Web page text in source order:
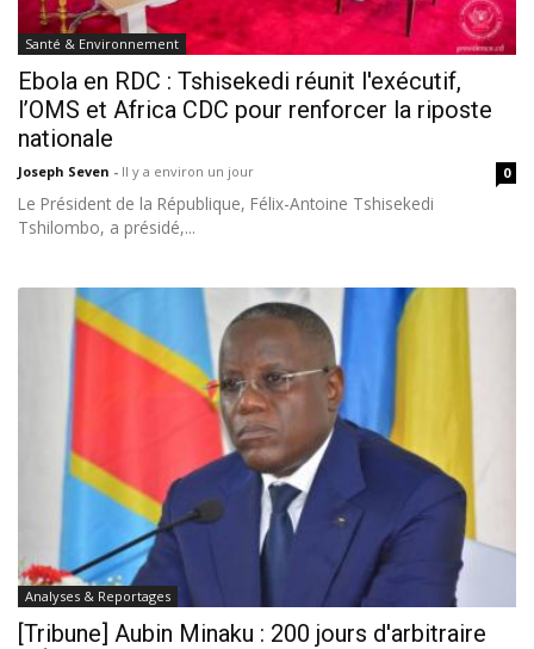
Santé & Environnement
Ebola en RDC : Tshisekedi réunit l'exécutif,
l’OMS et Africa CDC pour renforcer la riposte
nationale
Joseph Seven - Il y a environ un jour 0
Le Président de la République, Félix-Antoine Tshisekedi
Tshilombo, a présidé,...
Analyses & Reportages
[Tribune] Aubin Minaku : 200 jours d'arbitraire